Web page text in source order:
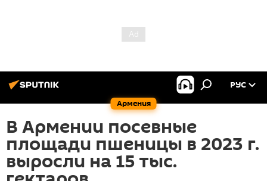
Армения
РУС
В Армении посевные
площади пшеницы в 2023 г.
выросли на 15 тыс.